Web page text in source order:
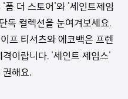
폼 더 스토어'와 '세인트제임
컬렉션을 눈여겨보세요.
프 티셔츠와 에코백은 프렌
이랍니다. '세인트 제임스'
권해요.